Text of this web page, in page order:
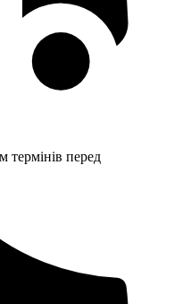
термінів перед